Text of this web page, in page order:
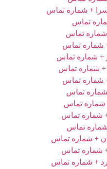
+ شماره تماس
تماس
شماره تماس
+ شماره تماس
+ شماره تماس
+ شماره تماس
شماره تماس
شماره تماس
شماره تماس
+ شماره تماس
شماره تماس
+ شماره تماس
+ شماره تماس
+ شماره تماس